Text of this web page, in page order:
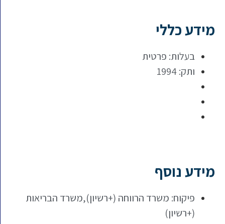
מידע כללי
בעלות: פרטית
ותק: 1994
מידע נוסף
פיקוח: משרד הרווחה (+רשיון),משרד הבריאות
(+רשיון)